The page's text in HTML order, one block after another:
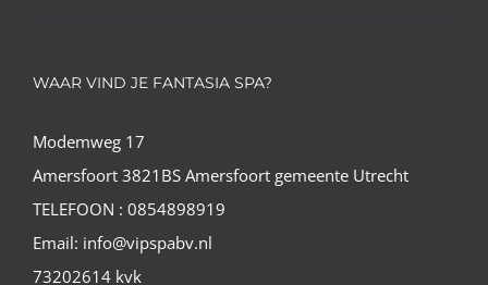
WAAR VIND JE FANTASIA SPA?
Modemweg 17
Amersfoort 3821BS Amersfoort gemeente Utrecht
TELEFOON : 0854898919
Email: info@vipspabv.nl
73202614 kvk